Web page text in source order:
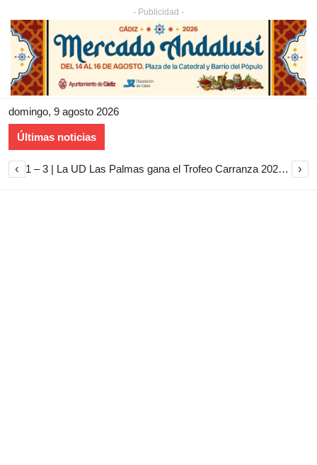
- Publicidad -
domingo, 9 agosto 2026
Últimas noticias
‹ 1 – 3 | La UD Las Palmas gana el Trofeo Carranza 2026 tras imponerse al Cádiz CF ›